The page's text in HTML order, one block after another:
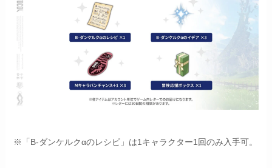
※「B-ダンケルクαのレシピ」は1キャラクター1回のみ入手可。